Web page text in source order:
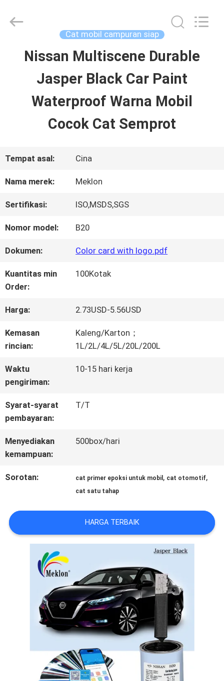
RUMAH
PRODUK
TENTANG
WISATA
PABRIK
KONTROL
KUALITAS
HUBUNGI
KAMI
BERITA
QUOTE
SITEMAP
KEBIJAKAN
PRIVASI
Chemical
Cat mobil campuran siap
Nissan Multiscene Durable
Jasper Black Car Paint
Waterproof Warna Mobil
Cocok Cat Semprot
Tempat asal: Cina
Nama merek: Meklon
Sertifikasi: ISO,MSDS,SGS
Nomor model: B20
Dokumen: Color card with logo.pdf
Kuantitas min
Order:
100Kotak
Harga: 2.73USD-5.56USD
Kemasan
rincian:
Kaleng/Karton；
1L/2L/4L/5L/20L/200L
Waktu
pengiriman:
10-15 hari kerja
Syarat-syarat
pembayaran:
T/T
Menyediakan
kemampuan:
500box/hari
Sorotan: cat primer epoksi untuk mobil , cat otomotif,
cat satu tahap
HARGA TERBAIK